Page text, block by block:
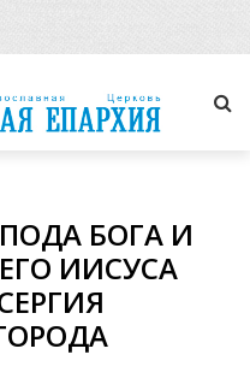
БОГА И
ИИСУСА